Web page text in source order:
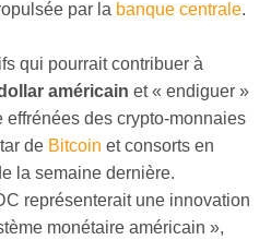
par la banque centrale.
qui pourrait contribuer à
américain et « endiguer »
effrénées des crypto-monnaies
de Bitcoin et consorts en
la semaine dernière.
représenterait une innovation
monétaire américain »,